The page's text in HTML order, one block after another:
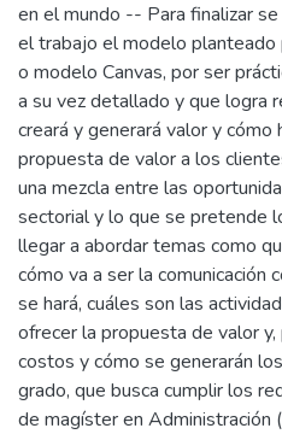
en el mundo -- Para finalizar
el trabajo el modelo
o modelo Canvas, por ser
a su vez detallado y que logra
creará y generará valor y cómo
propuesta de valor a los
una mezcla entre las
sectorial y lo que se pretende
llegar a abordar temas como
cómo va a ser la comunicación
se hará, cuáles son las
ofrecer la propuesta de valor
costos y cómo se generarán
grado, que busca cumplir los
de magíster en Administración